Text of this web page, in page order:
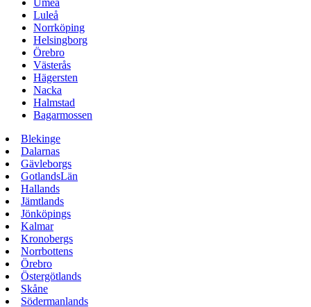
Umeå
Luleå
Norrköping
Helsingborg
Örebro
Västerås
Hägersten
Nacka
Halmstad
Bagarmossen
Blekinge
Dalarnas
Gävleborgs
GotlandsLän
Hallands
Jämtlands
Jönköpings
Kalmar
Kronobergs
Norrbottens
Örebro
Östergötlands
Skåne
Södermanlands